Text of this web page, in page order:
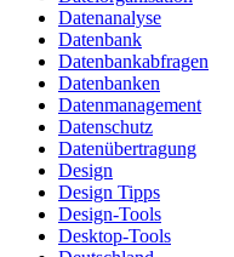
Datenanalyse
Datenbank
Datenbankabfragen
Datenbanken
Datenmanagement
Datenschutz
Datenübertragung
Design
Design Tipps
Design-Tools
Desktop-Tools